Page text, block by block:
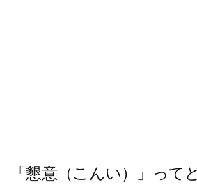
「懇意（こんい）」って